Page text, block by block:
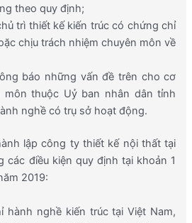
theo quy định;
trì thiết kế kiến trúc có chứng chỉ
chịu trách nhiệm chuyên môn về
báo những vấn đề trên cho cơ
môn thuộc Uỷ ban nhân dân tỉnh
nghề có trụ sở hoạt động.
lập công ty thiết kế nội thất tại
các điều kiện quy định tại khoản 1
2019:
hành nghề kiến trúc tại Việt Nam,